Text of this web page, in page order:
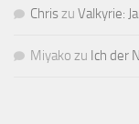
Chriszu Valkyrie:
Miyako zu Ich der